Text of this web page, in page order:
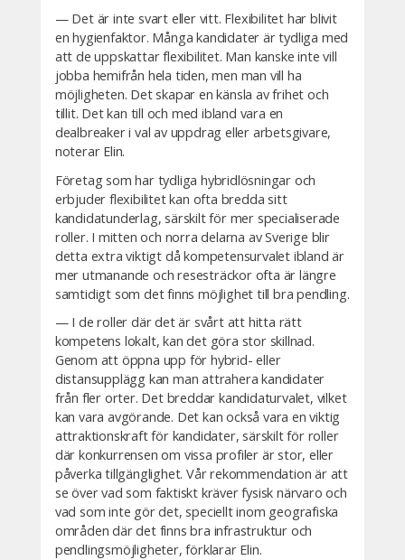
— Det är inte svart eller vitt. Flexibilitet har blivit
en hygienfaktor. Många kandidater är tydliga med
att de uppskattar flexibilitet. Man kanske inte vill
jobba hemifrån hela tiden, men man vill ha
möjligheten. Det skapar en känsla av frihet och
tillit. Det kan till och med ibland vara en
dealbreaker i val av uppdrag eller arbetsgivare,
noterar Elin.
Företag som har tydliga hybridlösningar och
erbjuder flexibilitet kan ofta bredda sitt
kandidatunderlag, särskilt för mer specialiserade
roller. I mitten och norra delarna av Sverige blir
detta extra viktigt då kompetensurvalet ibland är
mer utmanande och resesträckor ofta är längre
samtidigt som det finns möjlighet till bra pendling.
— I de roller där det är svårt att hitta rätt
kompetens lokalt, kan det göra stor skillnad.
Genom att öppna upp för hybrid- eller
distansupplägg kan man attrahera kandidater
från fler orter. Det breddar kandidaturvalet, vilket
kan vara avgörande. Det kan också vara en viktig
attraktionskraft för kandidater, särskilt för roller
där konkurrensen om vissa profiler är stor, eller
påverka tillgänglighet. Vår rekommendation är att
se över vad som faktiskt kräver fysisk närvaro och
vad som inte gör det, speciellt inom geografiska
områden där det finns bra infrastruktur och
pendlingsmöjligheter, förklarar Elin.